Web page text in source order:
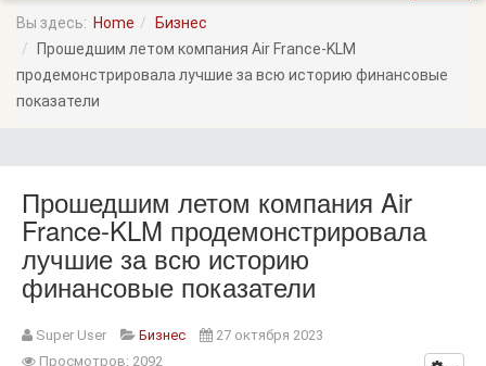
Вы здесь: Home
Бизнес
Прошедшим летом компания Air France-KLM
продемонстрировала лучшие за всю историю финансовые
показатели
Прошедшим летом компания Air
France-KLM продемонстрировала
лучшие за всю историю
финансовые показатели
Super User Бизнес
27 октября 2023
Просмотров: 2092